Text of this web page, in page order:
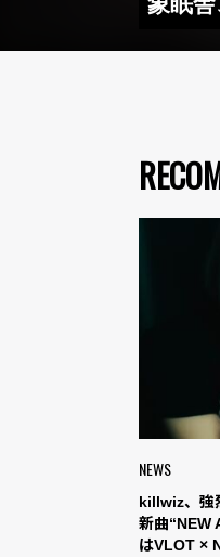
NEWS
killwiz、強
新曲“NEW
はVLOT ×